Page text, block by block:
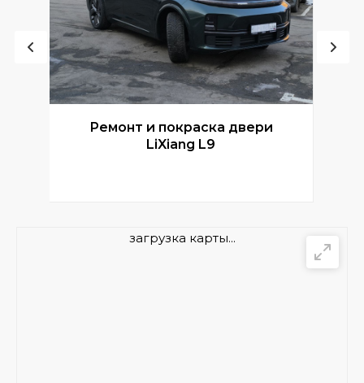
Ремонт и покраска двери
LiXiang L9
загрузка карты...